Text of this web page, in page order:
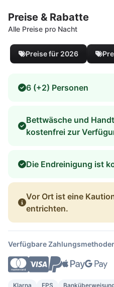
Preise & Rabatte
Alle Preise pro Nacht
Preise für 2026
6 (+2) Personen
Bettwäsche und
kostenfrei zur
Die Endreinigung ist
Vor Ort ist eine
entrichten.
Verfügbare
Klarna EPS